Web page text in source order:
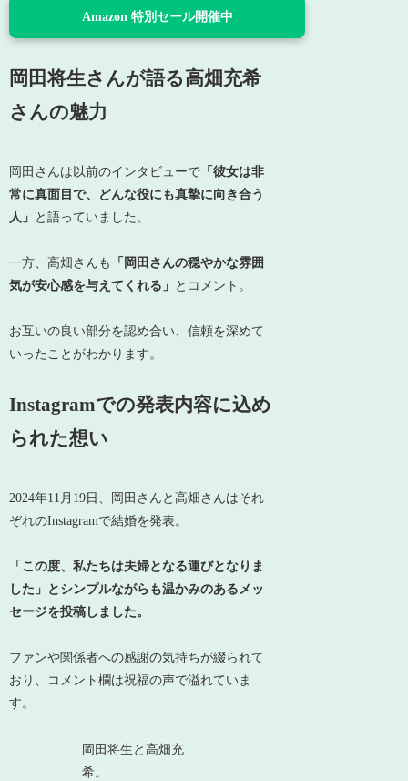
Amazon 特別セール開催中
岡田将生さんが語る高畑充希
さんの魅力
岡田さんは以前のインタビューで 「彼女は非
常に真面目で、どんな役にも真摯に向き合う
人」 と語っていました。
一方、高畑さんも
「岡田さんの穏やかな雰囲
気が安心感を与えてくれる」 とコメント。
お互いの良い部分を認め合い、信頼を深めて
いったことがわかります。
Instagramでの発表内容に込め
られた想い
2024年11月19日、岡田さんと高畑さんはそれ
ぞれのInstagramで結婚を発表。
「この度、私たちは夫婦となる運びとなりま
した」とシンプルながらも温かみのあるメッ
セージを投稿しました。
ファンや関係者への感謝の気持ちが綴られて
おり、コメント欄は祝福の声で溢れていま
す。
岡田将生と高畑充
希。